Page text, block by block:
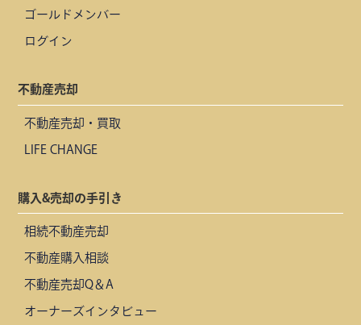
ゴールドメンバー
ログイン
不動産売却
不動産売却・買取
LIFE CHANGE
購入&売却の手引き
相続不動産売却
不動産購入相談
不動産売却Q＆A
オーナーズインタビュー